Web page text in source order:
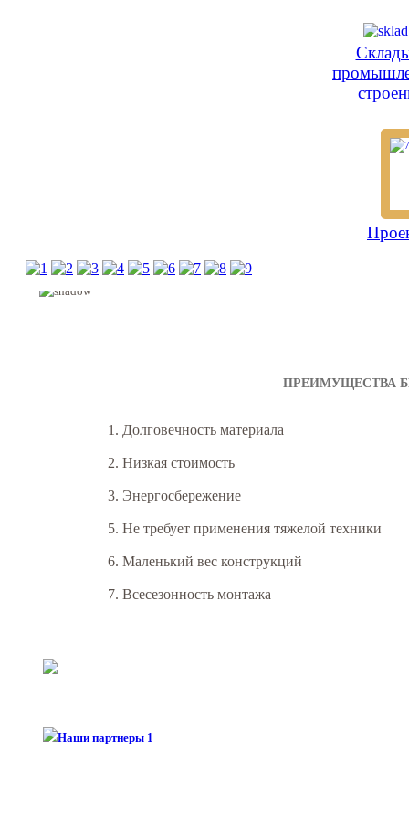
ПРЕИМУЩЕСТВА
1. Долговечность материала
2. Низкая стоимость
3. Энергосбережение
5. Не требует применения тяжелой техники
6. Маленький вес конструкций
7. Всесезонность монтажа